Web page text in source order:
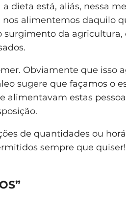
dieta está, aliás, nessa
alimentemos daquilo
surgimento da agricultura,
Obviamente que isso
sugere que façamos o
alimentavam estas
de quantidades ou
sempre que quiser!